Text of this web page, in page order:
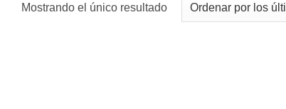
Mostrando el único resultado